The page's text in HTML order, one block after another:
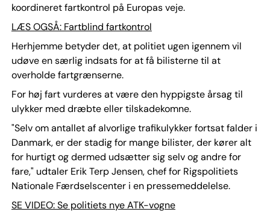
koordineret fartkontrol på Europas veje.
LÆS OGSÅ: Fartblind fartkontrol
Herhjemme betyder det, at politiet ugen igennem vil
udøve en særlig indsats for at få bilisterne til at
overholde fartgrænserne.
For høj fart vurderes at være den hyppigste årsag til
ulykker med dræbte eller tilskadekomne.
"Selv om antallet af alvorlige trafikulykker fortsat falder i
Danmark, er der stadig for mange bilister, der kører alt
for hurtigt og dermed udsætter sig selv og andre for
fare," udtaler Erik Terp Jensen, chef for Rigspolitiets
Nationale Færdselscenter i en pressemeddelelse.
SE VIDEO: Se politiets nye ATK-vogne